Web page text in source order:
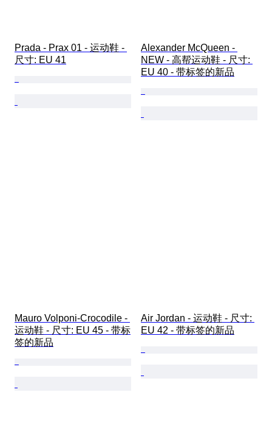
Prada - Prax 01 - 运动鞋 -
尺寸: EU 41
Alexander McQueen -
NEW - 高帮运动鞋 - 尺寸:
EU 40 - 带标签的新品
Mauro Volponi-Crocodile -
运动鞋 - 尺寸: EU 45 - 带标
签的新品
Air Jordan - 运动鞋 - 尺寸:
EU 42 - 带标签的新品